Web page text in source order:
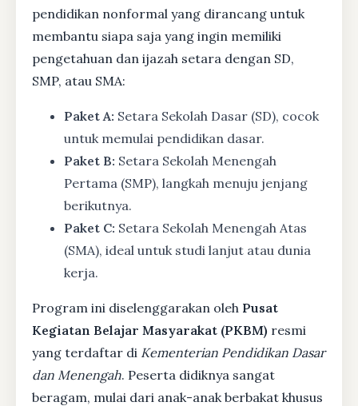
pendidikan nonformal yang dirancang untuk
membantu siapa saja yang ingin memiliki
pengetahuan dan ijazah setara dengan SD,
SMP, atau SMA:
Paket A: Setara Sekolah Dasar (SD), cocok
untuk memulai pendidikan dasar.
Paket B: Setara Sekolah Menengah
Pertama (SMP), langkah menuju jenjang
berikutnya.
Paket C: Setara Sekolah Menengah Atas
(SMA), ideal untuk studi lanjut atau dunia
kerja.
Program ini diselenggarakan oleh Pusat
Kegiatan Belajar Masyarakat (PKBM) resmi
yang terdaftar di Kementerian Pendidikan Dasar
dan Menengah. Peserta didiknya sangat
beragam, mulai dari anak-anak berbakat khusus